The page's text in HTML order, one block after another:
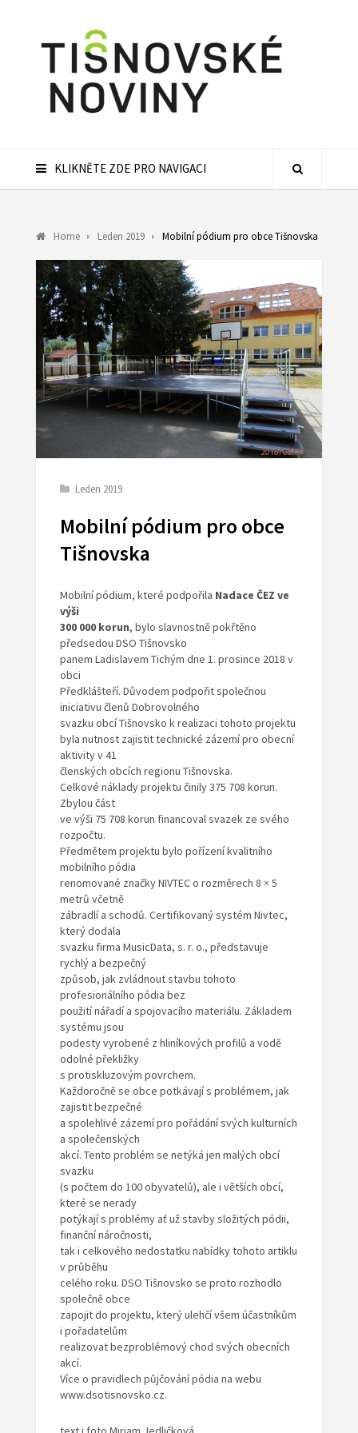
KLIKNĚTE ZDE PRO NAVIGACI
Home Leden 2019 Mobilní pódium pro obce Tišnovska
Leden 2019
Mobilní pódium pro obce
Tišnovska
Mobilní pódium, které podpořila Nadace ČEZ ve
výši
300 000 korun, bylo slavnostně pokřtěno
předsedou DSO Tišnovsko
panem Ladislavem Tichým dne 1. prosince 2018 v
obci
Předklášteří. Důvodem podpořit společnou
iniciativu členů Dobrovolného
svazku obcí Tišnovsko k realizaci tohoto projektu
byla nutnost zajistit technické zázemí pro obecní
aktivity v 41
členských obcích regionu Tišnovska.
Celkové náklady projektu činily 375 708 korun.
Zbylou část
ve výši 75 708 korun financoval svazek ze svého
rozpočtu.
Předmětem projektu bylo pořízení kvalitního
mobilního pódia
renomované značky NIVTEC o rozměrech 8 × 5
metrů včetně
zábradlí a schodů. Certifikovaný systém Nivtec,
který dodala
svazku firma MusicData, s. r. o., představuje
rychlý a bezpečný
způsob, jak zvládnout stavbu tohoto
profesionálního pódia bez
použití nářadí a spojovacího materiálu. Základem
systému jsou
podesty vyrobené z hliníkových profilů a vodě
odolné překližky
s protiskluzovým povrchem.
Každoročně se obce potkávají s problémem, jak
zajistit bezpečné
a spolehlivé zázemí pro pořádání svých kulturních
a společenských
akcí. Tento problém se netýká jen malých obcí
svazku
(s počtem do 100 obyvatelů), ale i větších obcí,
které se nerady
potýkají s problémy ať už stavby složitých pódii,
finanční náročnosti,
tak i celkového nedostatku nabídky tohoto artiklu
v průběhu
celého roku. DSO Tišnovsko se proto rozhodlo
společně obce
zapojit do projektu, který ulehčí všem účastníkům
i pořadatelům
realizovat bezproblémový chod svých obecních
akcí.
Více o pravidlech půjčování pódia na webu
www.dsotisnovsko.cz.